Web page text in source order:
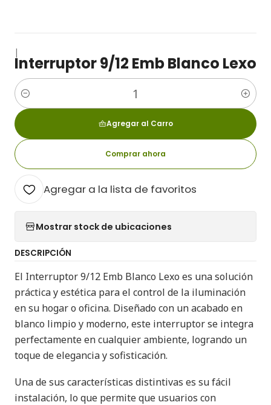
|
Interruptor 9/12 Emb Blanco Lexo
Cantidad
Agregar al Carro
Comprar ahora
Agregar a la lista de favoritos
Mostrar stock de ubicaciones
DESCRIPCIÓN
El Interruptor 9/12 Emb Blanco Lexo es una solución
práctica y estética para el control de la iluminación
en su hogar o oficina. Diseñado con un acabado en
blanco limpio y moderno, este interruptor se integra
perfectamente en cualquier ambiente, logrando un
toque de elegancia y sofisticación.
Una de sus características distintivas es su fácil
instalación, lo que permite que usuarios con